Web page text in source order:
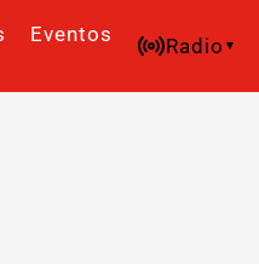
Eventos Radio